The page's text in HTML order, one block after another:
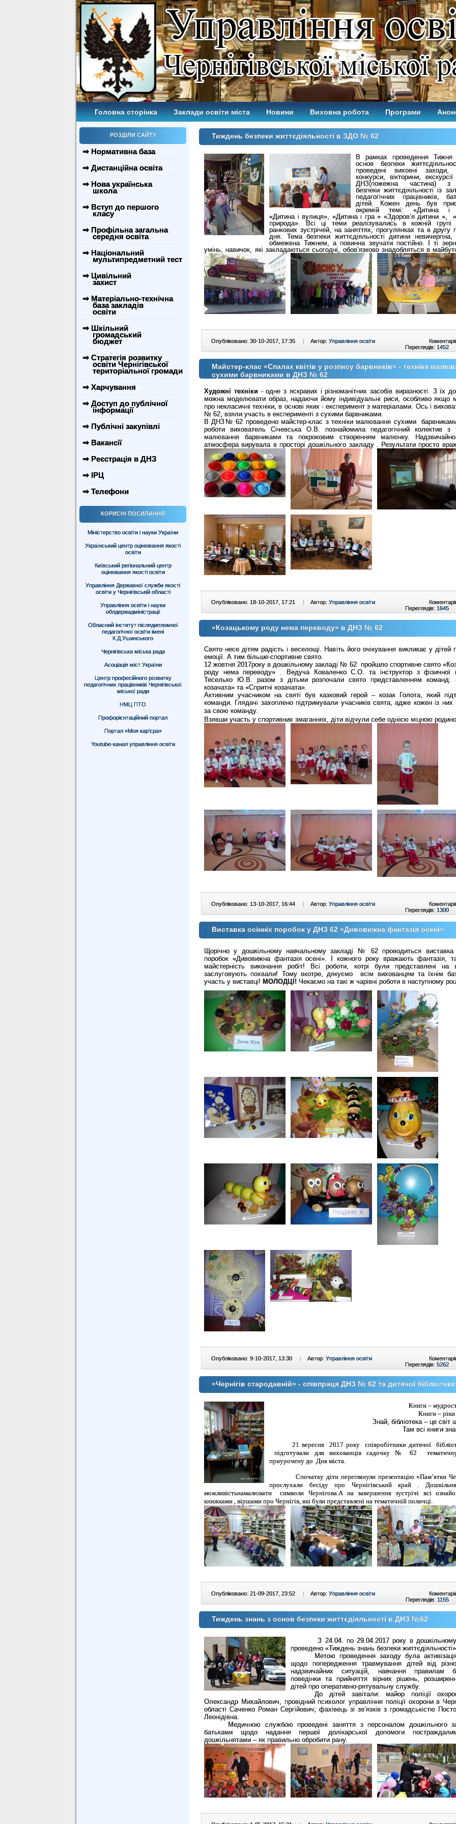
Головна сторінка Заклади освіти міста Новини Виховна робота Програми
РОЗДІЛИ САЙТУ
⇒ Нормативна база
⇒ Дистанційна освіта
⇒ Нова українська
школа
⇒ Вступ до першого
класу
⇒ Профільна загальна
середня освіта
⇒ Національний
мультипредметний тест
⇒ Цивільний
захист
⇒ Матеріально-технічна
база закладів
освіти
⇒ Шкільний
громадський
бюджет
⇒ Стратегія розвитку
освіти Чернігівської
територіальної громади
⇒ Харчування
⇒ Доступ до публічної
інформації
⇒ Публічні закупівлі
⇒ Вакансії
⇒ Реєстрація в ДНЗ
⇒ ІРЦ
⇒ Телефони
КОРИСНІ ПОСИЛАННЯ
Міністерство освіти і науки України
Український центр оцінювання якості
освіти
Київський регіональний центр
оцінювання якості освіти
Управління Державної служби якості
освіти у Чернігівській області
Управління освіти і науки
облдержадміністрації
Обласний інститут післядипломної
педагогічної освіти імені
К.Д.Ушинського
Чернігівська міська рада
Асоціація міст України
Центр професійного розвитку
педагогічних працівників Чернігівської
міської ради
НМЦ ПТО
Профорієнтаційний портал
Портал «Моя кар’єра»
Youtube-канал управління освіти
Тиждень безпеки життєдіяльності в ЗДО № 62
В рамках проведення Тижня
основ безпеки
проведені виховні заходи,
конкурси, вікторини,
ДНЗ(пожежна частина) з
безпеки життєдіяльності із
педагогічних працівників,
дітей. Кожен день був
окремій темі: «Дитина і
«Дитина і вулиця», «Дитина і гра » «Здоров’я дитини »,
природа». Всі ці теми реалізувались в кожній групі
ранкових зустрічей, на заняттях, прогулянках та в другу
дня. Тема безпеки життєдіяльності дитини
обмежена Тижнем, а повинна звучати постійно. І ті
умінь, навичок, які закладаються сьогодні, обов’язково знадобляться в
Опубліковано: 30-10-2017, 17:35 | Автор: Управління освіти
Переглядів: 1452
Майстер-клас «Спалах квітів у розпису барвників» - техніка
сухими барвниками в ДНЗ № 62
Художні техніки- одне з яскравих і різноманітних засобів виразності. З їх
можна моделювати образ, надаючи йому індивідуальні риси, особливо якщо
про некласичні техніки, в основі яких - експеримент з матеріалами. Ось і
№ 62, взяли участь в експерименті з сухими барвниками.
В ДНЗ№ 62 проведено майстер-клас з техніки малювання сухими
роботи вихователь Січевська О.В. познайомила педагогічний колектив з
малювання барвниками та покроковим створенням малюнку.
атмосфера вирувала в просторі дошкільного закладу . Результати просто
Опубліковано: 18-10-2017, 17:21 Автор: Управління освіти
Переглядів: 1645
«Козацькому роду нема переводу» в ДНЗ № 62
Свято несе дітям радість і веселощі. Навіть його очікування викликає у дітей
емоції. А тим більше-спортивне свято.
12 жовтня 2017року в дошкільному закладі № 62 пройшло спортивне свято
роду нема переводу» . Ведуча Коваленко С.О. та інструктор з фізичної
Теселько Ю.В. разом з дітьми розпочали свято представленням команд:
козачата» та «Спритні козачата».
Активним учасником на святі був казковий герой – козак Голота, який
команди. Глядачі захоплено підтримували учасників свята, адже кожен із них
за свою команду.
Взявши участь у спортивних змаганнях, діти відчули себе однією міцною
Опубліковано: 13-10-2017, 16:44 | Автор: Управління освіти
Переглядів: 1300
Виставка осінніх поробок у ДНЗ 62 «Дивовижна фантазія осені»
Щорічно у дошкільному навчальному закладі № 62 проводиться виставка
поробок «Дивовижна фантазія осені». І кожного року вражають фантазія,
майстерність виконання робіт! Всі роботи, котрі були представлені на
заслуговують похвали! Тому вкотре, дякуємо всім вихованцям та їхнім
участь у виставці! МОЛОДЦІ! Чекаємо на такі ж чарівні роботи в наступному
Опубліковано: 9-10-2017, 13:30 | Автор: Управління освіти
Переглядів: 5262
«Чернігів стародавній» - співпраця ДНЗ № 62 та дитячої бібліотеки
Книги –
Книги –
Знай, бібліотека – це світ
Там всі книги
21 вересня 2017 року співробітники дитячої
підготували для вихованців садочку № 62 тематичну
приурочену до Дня міста.
Спочатку діти переглянули презентацію «Пам’ятки
прослухали бесіду про Чернігівський край
можливістьнамалювати символи Чернігова. А на завершення зустрічі всі
книжками віршами про Чернігів, які були представлені на тематичній поличці.
Опубліковано: 21-09-2017, 23:52 | Автор: Управління освіти
Переглядів: 1155
Тиждень знань з основ безпеки життєдіяльності в ДНЗ №62
З 24.04. по 29.04.2017 року в дошкільному
проведено «Тиждень знань безпеки життєдіяльності».
Метою проведення заходу була
щодо попередження травмування дітей від
надзвичайних ситуацій, навчання правилам
поведінки та прийняття вірних рішень,
дітей про оперативно-рятувальну службу.
До дітей завітали: майор поліції
Олександр Михайлович, провідний психолог управління поліції охорони в
області Саченко Роман Сергійович; фахівець зі зв’язків з громадськістю
Леонідівна.
Медичною службою проведені заняття з персоналом дошкільного
батьками щодо надання першої долікарської допомоги
дошкільнятами – як правильно обробити рану.